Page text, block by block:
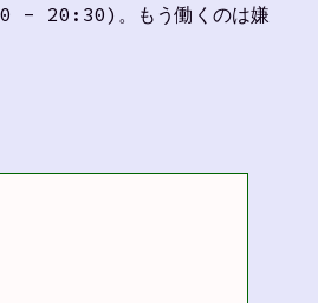
- 20:30)。もう働くのは嫌